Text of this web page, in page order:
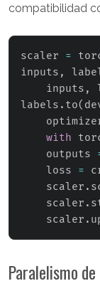
compatibilidad
scaler =
inputs ,
    inputs
,
labels . to(
with
    outputs
    loss
=
    scaler
.
    scaler
.
    scaler
.
Paralelismo